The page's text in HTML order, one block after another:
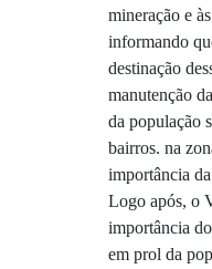
mineração e
informando
destinação
manutenção
da população
bairros. na
importância
Logo após, o
importância
em prol da